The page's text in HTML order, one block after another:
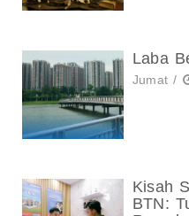
Laba
Jumat /
Kisah
BTN: